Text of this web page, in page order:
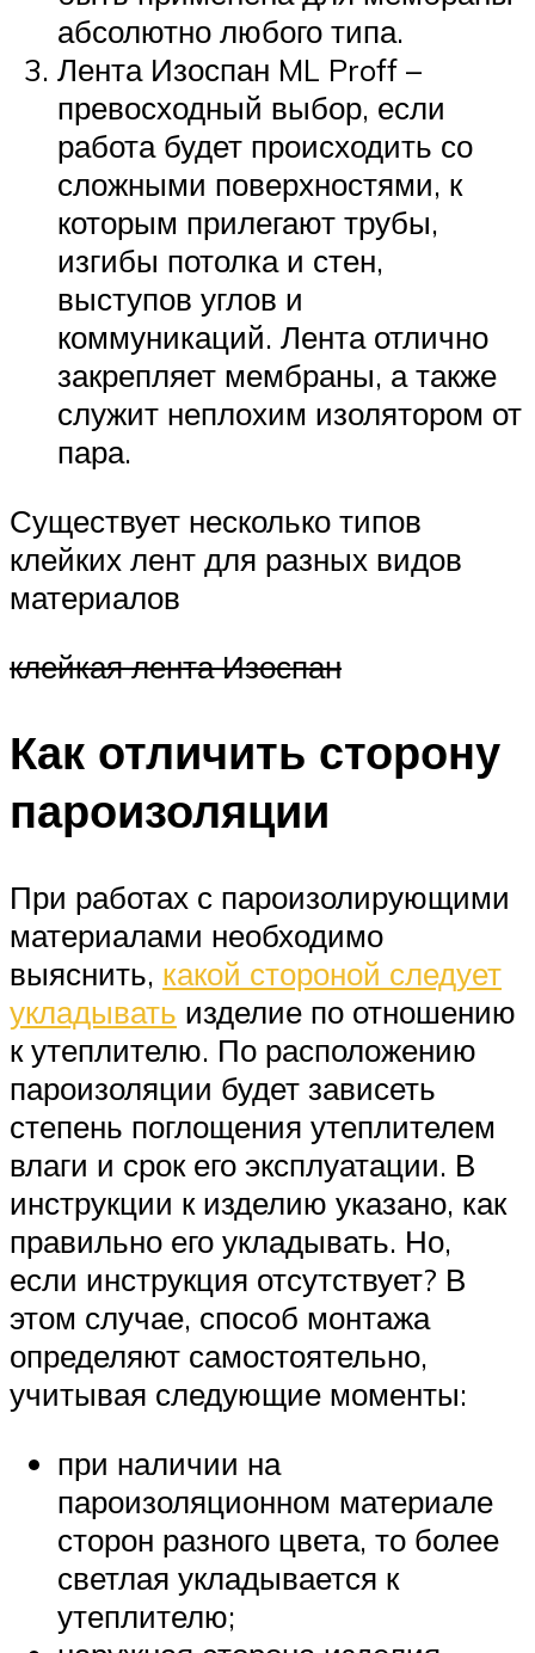
абсолютно любого типа.
Лента Изоспан ML Proff –
превосходный выбор, если
работа будет происходить со
сложными поверхностями, к
которым прилегают трубы,
изгибы потолка и стен,
выступов углов и
коммуникаций. Лента отлично
закрепляет мембраны, а также
служит неплохим изолятором от
пара.
Существует несколько типов
клейких лент для разных видов
материалов
клейкая лента Изоспан
Как отличить сторону
пароизоляции
При работах с пароизолирующими
материалами необходимо
выяснить, какой стороной следует
укладывать изделие по отношению
к утеплителю. По расположению
пароизоляции будет зависеть
степень поглощения утеплителем
влаги и срок его эксплуатации. В
инструкции к изделию указано, как
правильно его укладывать. Но,
если инструкция отсутствует? В
этом случае, способ монтажа
определяют самостоятельно,
учитывая следующие моменты:
при наличии на
пароизоляционном материале
сторон разного цвета, то более
светлая укладывается к
утеплителю;